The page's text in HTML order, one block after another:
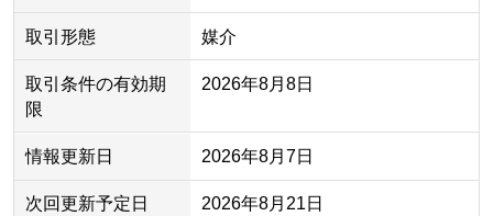
取引形態 媒介
取引条件の有効期
限
2026年8月8日
情報更新日 2026年8月7日
次回更新予定日 2026年8月21日